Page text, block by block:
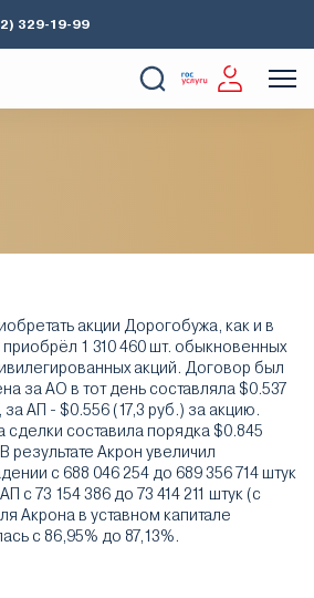
329-19-99
акции Дорогобужа, как и в
1 310 460 шт. обыкновенных
акций. Договор был
за АО в тот день составляла $0.537
за АП - $0.556 (17,3 руб.) за акцию.
составила порядка $0.845
результате Акрон увеличил
с 688 046 254 до 689 356 714 штук
с 73 154 386 до 73 414 211 штук (с
Акрона в уставном капитале
с 86,95% до 87,13%.